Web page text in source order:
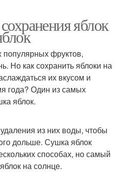
яблок
популярных фруктов,
Но как сохранить яблоки на
их вкусом и
года? Один из самых
яблок.
из них воды, чтобы
дольше. Сушка яблок
способах, но самый
на солнце.